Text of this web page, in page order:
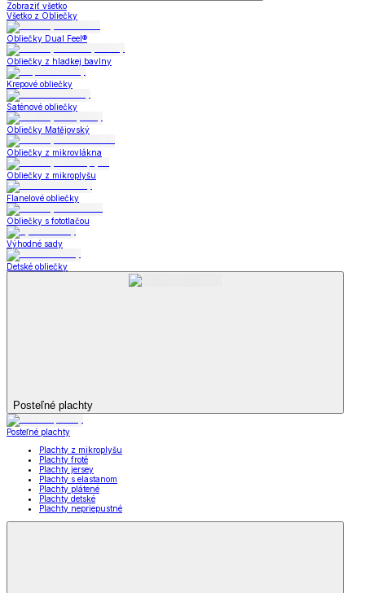
Zobraziť všetko
Všetko z Obliečky
Obliečky Dual Feel®
Obliečky z hladkej bavlny
Krepové obliečky
Saténové obliečky
Obliečky Matějovský
Obliečky z mikrovlákna
Obliečky z mikroplyšu
Flanelové obliečky
Obliečky s fototlačou
Výhodné sady
Detské obliečky
Posteľné plachty
Posteľné plachty
Plachty z mikroplyšu
Plachty froté
Plachty jersey
Plachty s elastanom
Plachty plátené
Plachty detské
Plachty nepriepustné